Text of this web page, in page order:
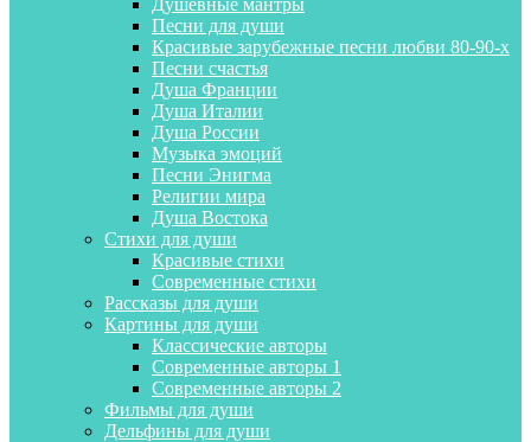
Душевные мантры
Песни для души
Красивые зарубежные песни любви 80-90-х
Песни счастья
Душа Франции
Душа Италии
Душа России
Музыка эмоций
Песни Энигма
Религии мира
Душа Востока
Стихи для души
Красивые стихи
Современные стихи
Рассказы для души
Картины для души
Классические авторы
Современные авторы 1
Современные авторы 2
Фильмы для души
Дельфины для души